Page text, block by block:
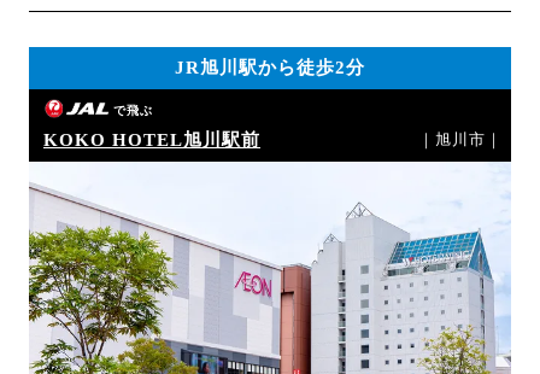
JR旭川駅から徒歩2分
で飛ぶ
KOKO HOTEL旭川駅前 ｜旭川市｜